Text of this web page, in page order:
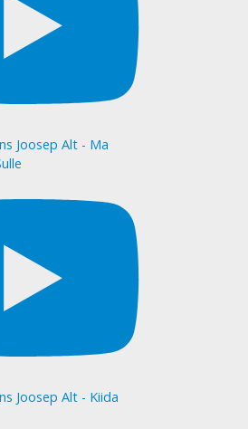
Joosep Alt - Ma
Joosep Alt - Kiida